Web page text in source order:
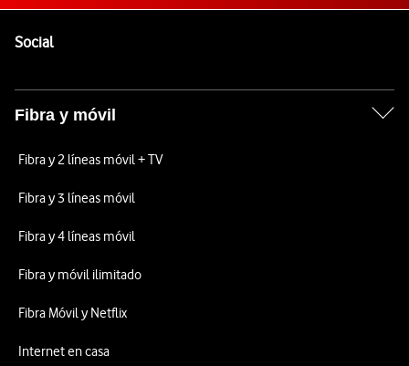
SocialEnlaces a las redes sociales de Vodafone
Fibra y móvil
Fibra y 2 líneas móvil + TV
Fibra y 3 líneas móvil
Fibra y 4 líneas móvil
Fibra y móvil ilimitado
Fibra Móvil y Netflix
Internet en casa